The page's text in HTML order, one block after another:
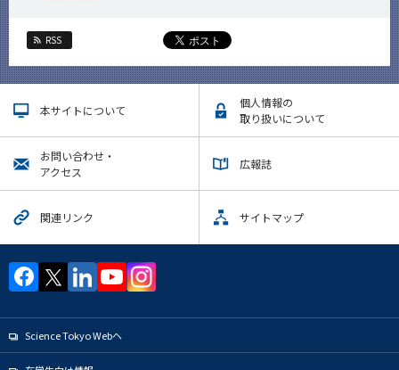
RSS
本サイトについて
個人情報の
取り扱いについて
お問い合わせ・
アクセス
広報誌
関連リンク サイトマップ
Science Tokyo Webヘ